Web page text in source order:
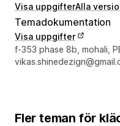
Visa uppgifterAlla
Temadokumentation
Visa uppgifter
Designerns
f-353 phase 8b, mohali,
Fler teman för